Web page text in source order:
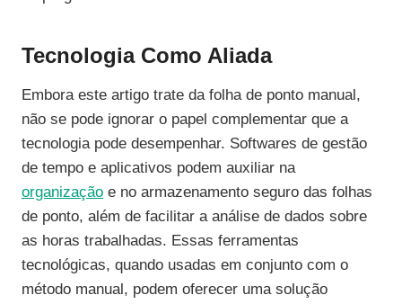
Tecnologia Como Aliada
Embora este artigo trate da folha de ponto manual,
não se pode ignorar o papel complementar que a
tecnologia pode desempenhar. Softwares de gestão
de tempo e aplicativos podem auxiliar na
organização e no armazenamento seguro das folhas
de ponto, além de facilitar a análise de dados sobre
as horas trabalhadas. Essas ferramentas
tecnológicas, quando usadas em conjunto com o
método manual, podem oferecer uma solução